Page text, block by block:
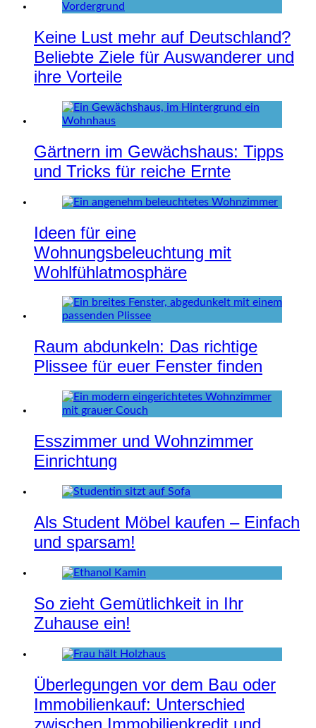
Keine Lust mehr auf Deutschland?
Beliebte Ziele für Auswanderer und
ihre Vorteile
Gärtnern im Gewächshaus: Tipps
und Tricks für reiche Ernte
Ideen für eine
Wohnungsbeleuchtung mit
Wohlfühlatmosphäre
Raum abdunkeln: Das richtige
Plissee für euer Fenster finden
Esszimmer und Wohnzimmer
Einrichtung
Als Student Möbel kaufen – Einfach
und sparsam!
So zieht Gemütlichkeit in Ihr
Zuhause ein!
Überlegungen vor dem Bau oder
Immobilienkauf: Unterschied
zwischen Immobilienkredit und